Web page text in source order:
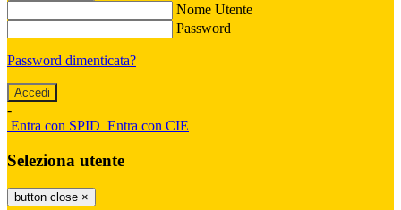
Nome Utente
Password
Password dimenticata?
-
Entra con SPID Entra con CIE
Seleziona utente
button close ×